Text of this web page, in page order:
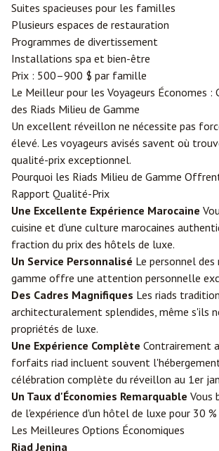
Suites spacieuses pour les familles
Plusieurs espaces de restauration
Programmes de divertissement
Installations spa et bien-être
Prix : 500–900 $ par famille
Le Meilleur pour les Voyageurs Économes :
des Riads Milieu de Gamme
Un excellent réveillon ne nécessite pas
élevé. Les voyageurs avisés savent où
qualité-prix exceptionnel.
Pourquoi les Riads Milieu de Gamme
Rapport Qualité-Prix
Une Excellente Expérience Marocaine
cuisine et d'une culture marocaines
fraction du prix des hôtels de luxe.
Un Service Personnalisé Le personnel des
gamme offre une attention personnelle
Des Cadres Magnifiques Les riads
architecturalement splendides, même s'ils
propriétés de luxe.
Une Expérience Complète Contrairement
forfaits riad incluent souvent
célébration complète du réveillon au 1er
Un Taux d'Économies Remarquable Vous
de l'expérience d'un hôtel de luxe pour 30 %
Les Meilleures Options Économiques
Riad Jenina